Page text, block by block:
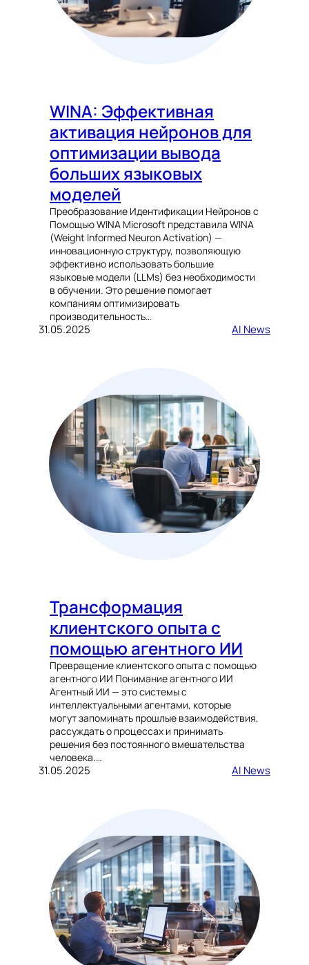
WINA: Эффективная
активация нейронов для
оптимизации вывода
больших языковых
моделей
Преобразование Идентификации Нейронов с
Помощью WINA Microsoft представила WINA
(Weight Informed Neuron Activation) —
инновационную структуру, позволяющую
эффективно использовать большие
языковые модели (LLMs) без необходимости
в обучении. Это решение помогает
компаниям оптимизировать
производительность…
31.05.2025 AI News
Трансформация
клиентского опыта с
помощью агентного ИИ
Превращение клиентского опыта с помощью
агентного ИИ Понимание агентного ИИ
Агентный ИИ — это системы с
интеллектуальными агентами, которые
могут запоминать прошлые взаимодействия,
рассуждать о процессах и принимать
решения без постоянного вмешательства
человека.…
31.05.2025 AI News